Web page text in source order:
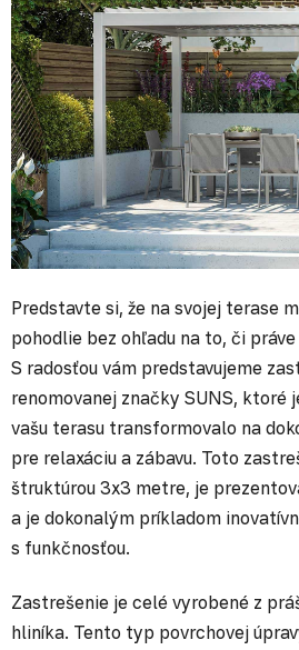
Predstavte si, že na svojej terase
pohodlie bez ohľadu na to, či
S radosťou vám predstavujeme
renomovanej značky SUNS, ktoré
vašu terasu transformovalo na
pre relaxáciu a zábavu. Toto
štruktúrou 3x3 metre, je
a je dokonalým príkladom
s funkčnosťou.
Zastrešenie je celé vyrobené z
hliníka. Tento typ povrchovej